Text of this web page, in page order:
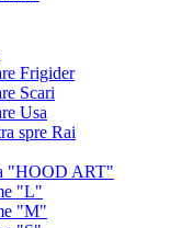
Frigider
Scari
Usa
spre Rai
"HOOD ART"
"L"
"M"